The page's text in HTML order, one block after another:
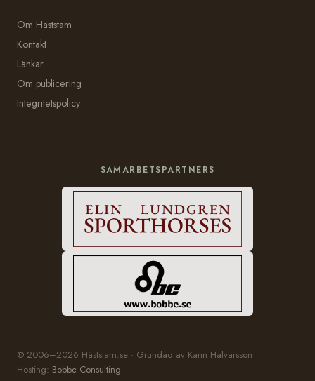
Om Häststam
Kontakt
Länkar
Om publicering
Integritetspolicy
SAMARBETSPARTNERS
© 2006–2026 Häststam.se · Grundad av Karin Halvarsson
Hosting: Bobbe Consulting